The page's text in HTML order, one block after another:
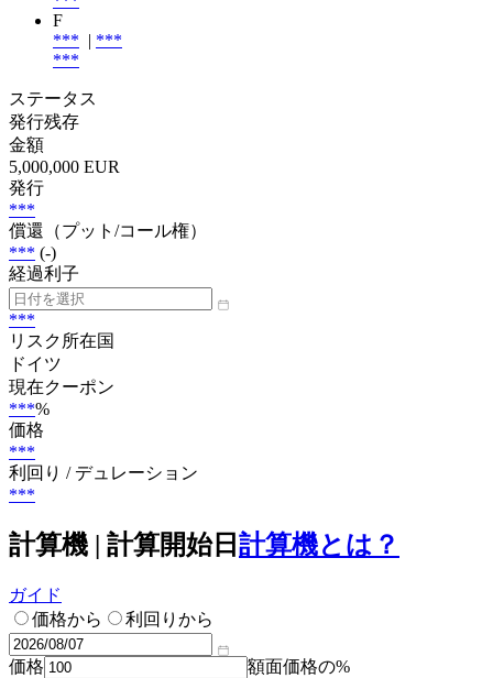
F
*** | ***
***
ステータス
発行残存
金額
5,000,000 EUR
発行
***
償還（プット/コール権）
*** (-)
経過利子
***
リスク所在国
ドイツ
現在クーポン
***%
価格
***
利回り / デュレーション
***
計算機 | 計算開始日 計算機とは？
ガイド
価格から
利回りから
価格
額面価格の%